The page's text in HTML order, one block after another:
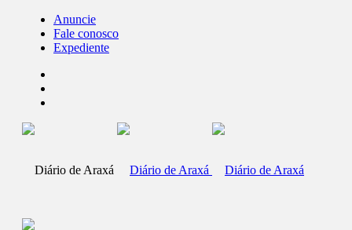
Anuncie
Fale conosco
Expediente